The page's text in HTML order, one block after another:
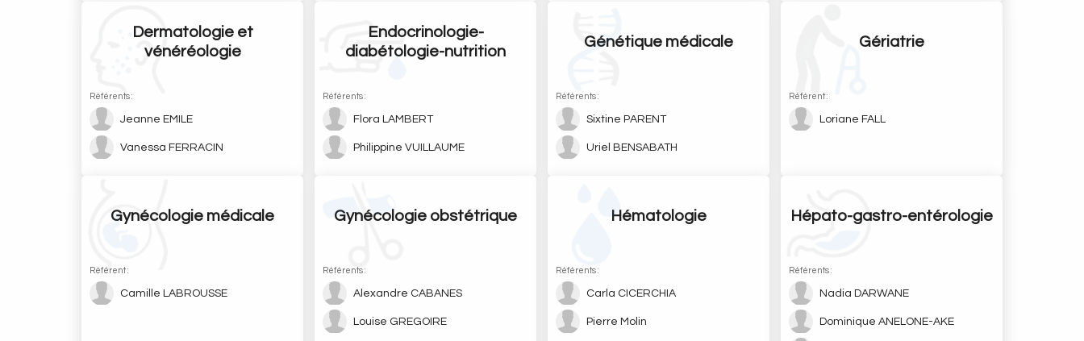
Dermatologie et
vénéréologie
Référents :
Jeanne EMILE
Vanessa FERRACIN
Endocrinologie-
diabétologie-nutrition
Référents :
Flora LAMBERT
Philippine VUILLAUME
Génétique médicale
Référents :
Sixtine PARENT
Uriel BENSABATH
Gériatrie
Référent :
Loriane FALL
Gynécologie médicale
Référent :
Camille LABROUSSE
Gynécologie obstétrique
Référents :
Alexandre CABANES
Louise GREGOIRE
Hématologie
Référents :
Carla CICERCHIA
Pierre Molin
Hépato-gastro-entérologie
Référents :
Nadia DARWANE
Dominique ANELONE-AKE